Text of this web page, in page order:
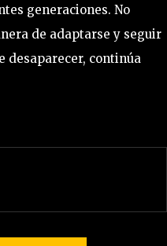
generaciones. No
de adaptarse y seguir
desaparecer, continúa